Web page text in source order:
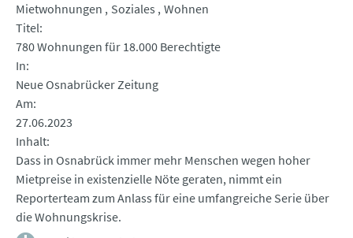
Mietwohnungen
Soziales Wohnen
Titel
780 Wohnungen für 18.000 Berechtigte
In
Neue Osnabrücker Zeitung
Am
27.06.2023
Inhalt
Dass in Osnabrück immer mehr Menschen wegen hoher
Mietpreise in existenzielle Nöte geraten, nimmt ein
Reporterteam zum Anlass für eine umfangreiche Serie über
die Wohnungskrise.